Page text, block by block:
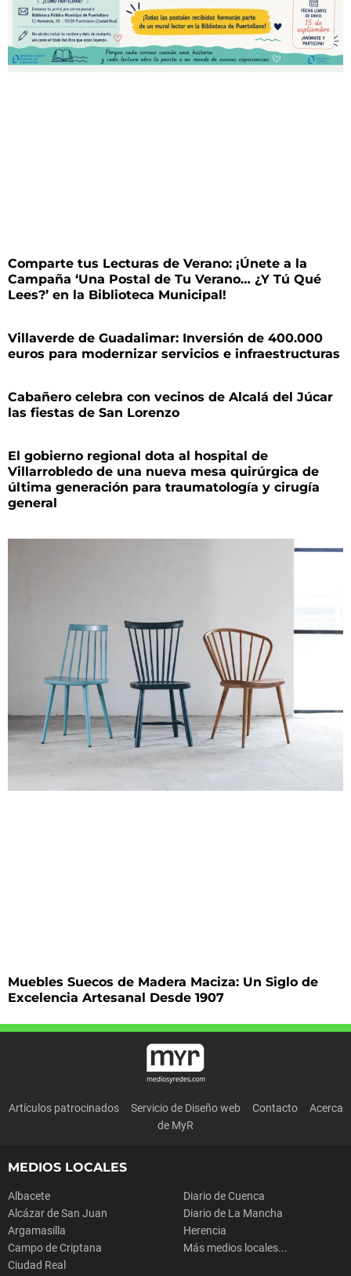
Comparte tus Lecturas de Verano: ¡Únete a la
Campaña ‘Una Postal de Tu Verano… ¿Y Tú Qué
Lees?’ en la Biblioteca Municipal!
Villaverde de Guadalimar: Inversión de 400.000
euros para modernizar servicios e infraestructuras
Cabañero celebra con vecinos de Alcalá del Júcar
las fiestas de San Lorenzo
El gobierno regional dota al hospital de
Villarrobledo de una nueva mesa quirúrgica de
última generación para traumatología y cirugía
general
Muebles Suecos de Madera Maciza: Un Siglo de
Excelencia Artesanal Desde 1907
Artículos patrocinados Servicio de Diseño web Contacto
Acerca
de MyR
MEDIOS LOCALES
Albacete
Alcázar de San Juan
Argamasilla
Campo de Criptana
Ciudad Real
Diario de Cuenca
Diario de La Mancha
Herencia
Más medios locales...